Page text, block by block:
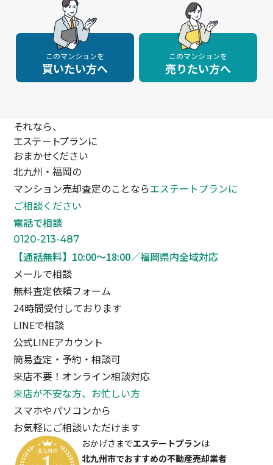
このマンションを
買いたい方へ
このマンションを
売りたい方へ
それなら、
エステートプランに
おまかせください
北九州・福岡の
マンション売却査定のことならエステートプランに
ご相談ください
電話で相談
0120-213-487
【通話無料】10:00〜18:00／福岡県内全域対応
メールで相談
無料査定依頼フォーム
24時間受付しております
LINEで相談
公式LINEアカウント
簡易査定・予約・相談可
来店不要！オンライン相談対応
来店が不安な方、お忙しい方
スマホやパソコンから
お気軽にご相談いただけます
おかげさまでエステートプランは
北九州市でおすすめの不動産売却業者